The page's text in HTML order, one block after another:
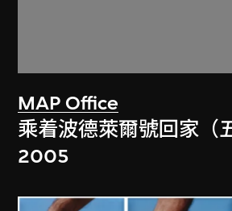
MAP Office
乘着波德萊爾號回家（
2005